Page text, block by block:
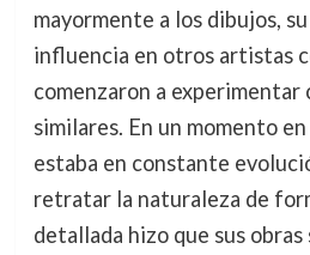
mayormente a los dibujos,
influencia en otros artistas
comenzaron a experimentar
similares. En un momento
estaba en constante
retratar la naturaleza de
detallada hizo que sus obras